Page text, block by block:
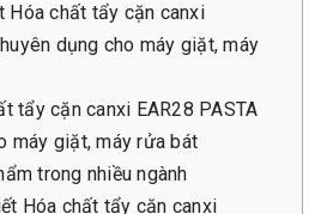
chất tẩy cặn canxi
dụng cho máy giặt, máy
tẩy cặn canxi EAR28 PASTA
máy giặt, máy rửa bát
trong nhiều ngành
Hóa chất tẩy cặn canxi